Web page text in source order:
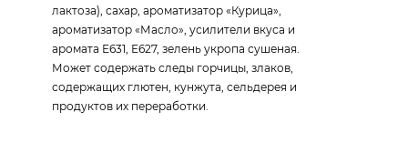
лактоза), сахар, ароматизатор «Курица»,
ароматизатор «Масло», усилители вкуса и
аромата Е631, Е627, зелень укропа сушеная.
Может содержать следы горчицы, злаков,
содержащих глютен, кунжута, сельдерея и
продуктов их переработки.